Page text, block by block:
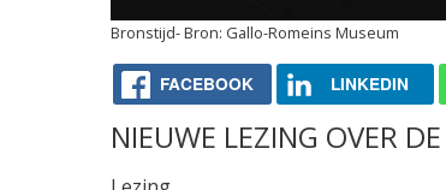
Bronstijd Gallo-Romeins Museum
FACEBOOK LINKEDIN
NIEUWE LEZING OVER